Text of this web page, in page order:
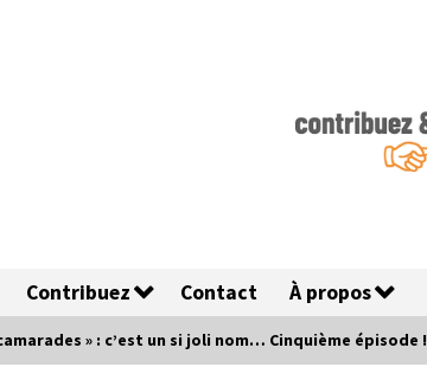
Contribuez Contact À propos
» : c’est un si joli nom… Cinquième épisode !